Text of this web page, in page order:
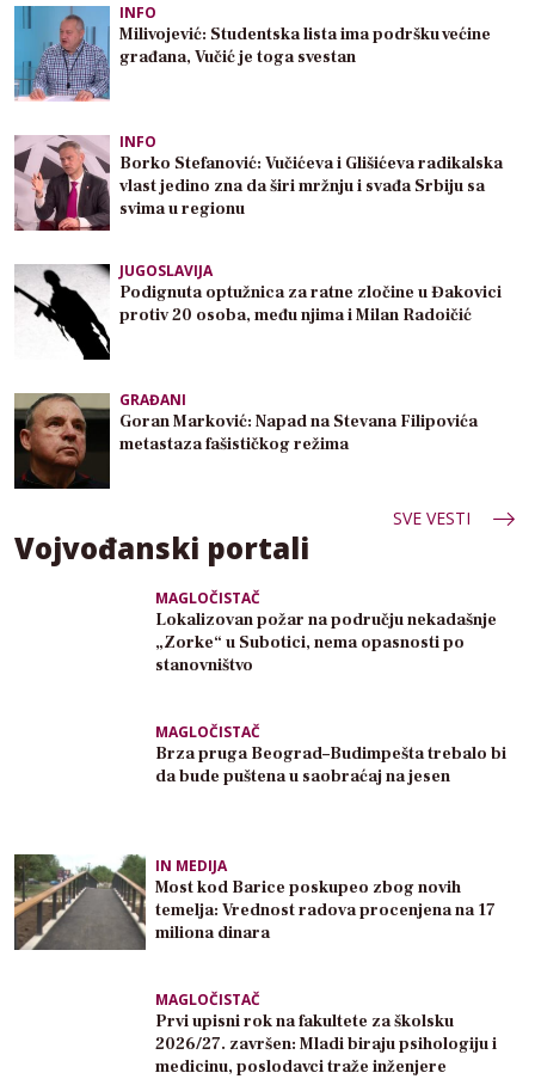
INFO
Milivojević: Studentska lista ima podršku većine
građana, Vučić je toga svestan
INFO
Borko Stefanović: Vučićeva i Glišićeva radikalska
vlast jedino zna da širi mržnju i svađa Srbiju sa
svima u regionu
JUGOSLAVIJA
Podignuta optužnica za ratne zločine u Đakovici
protiv 20 osoba, među njima i Milan Radoičić
GRAĐANI
Goran Marković: Napad na Stevana Filipovića
metastaza fašističkog režima
SVE VESTI
Vojvođanski portali
MAGLOČISTAČ
Lokalizovan požar na području nekadašnje
„Zorke“ u Subotici, nema opasnosti po
stanovništvo
MAGLOČISTAČ
Brza pruga Beograd–Budimpešta trebalo bi
da bude puštena u saobraćaj na jesen
IN MEDIJA
Most kod Barice poskupeo zbog novih
temelja: Vrednost radova procenjena na 17
miliona dinara
MAGLOČISTAČ
Prvi upisni rok na fakultete za školsku
2026/27. završen: Mladi biraju psihologiju i
medicinu, poslodavci traže inženjere